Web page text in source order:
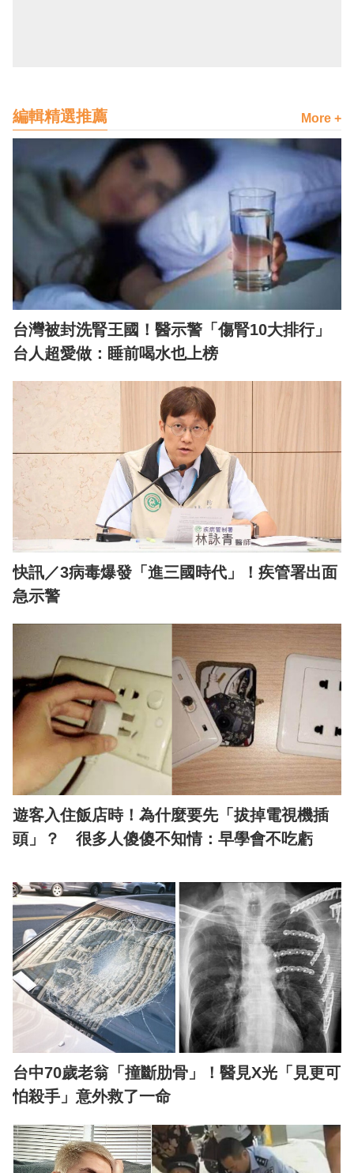
編輯精選推薦 More +
台灣被封洗腎王國！醫示警「傷腎10大排行」
台人超愛做：睡前喝水也上榜
快訊／3病毒爆發「進三國時代」！疾管署出面
急示警
遊客入住飯店時！為什麼要先「拔掉電視機插
頭」？ 很多人傻傻不知情：早學會不吃虧
台中70歲老翁「撞斷肋骨」！醫見X光「見更可
怕殺手」意外救了一命